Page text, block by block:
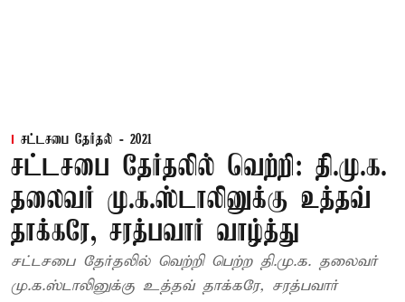
சட்டசபை தேர்தல் - 2021
சட்டசபை தேர்தலில் வெற்றி: தி.மு.க.
தலைவர் மு.க.ஸ்டாலினுக்கு உத்தவ்
தாக்கரே, சரத்பவார் வாழ்த்து
சட்டசபை தேர்தலில் வெற்றி பெற்ற தி.மு.க. தலைவர்
மு.க.ஸ்டாலினுக்கு உத்தவ் தாக்கரே, சரத்பவார்